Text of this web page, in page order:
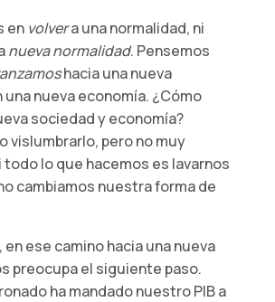
en volvera una normalidad, ni
nueva normalidad. Pensemos
hacia una nueva
nueva economía. ¿Cómo
sociedad y economía?
vislumbrarlo, pero no muy
lo que hacemos es lavarnos
cambiamos nuestra forma de
ese camino hacia una nueva
preocupa el siguiente paso.
ha mandado nuestro PIB a